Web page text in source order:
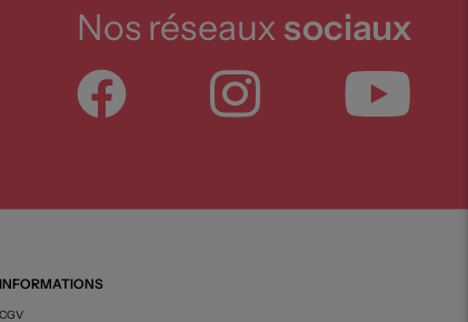
Nos réseaux sociaux
INFORMATIONS
CGV